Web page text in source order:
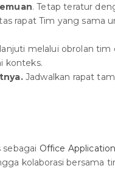
. Tetap teratur
rapat Tim yang sama
melalui obrolan tim
konteks.
Jadwalkan rapat
Office
kolaborasi bersama